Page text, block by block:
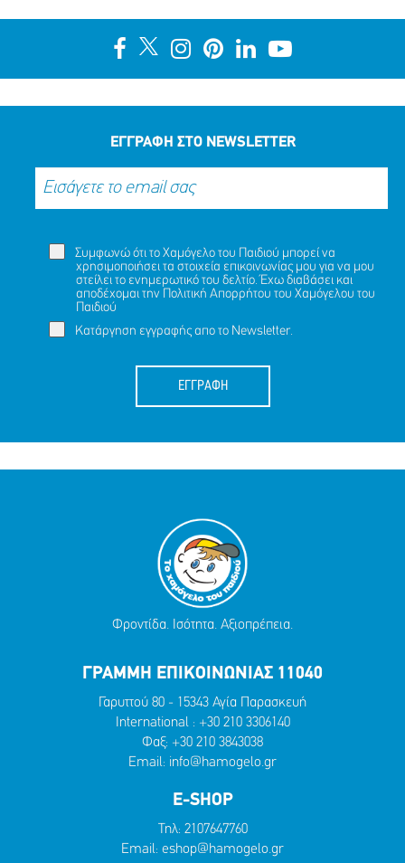
ΕΓΓΡΑΦΗ ΣΤΟ NEWSLETTER
Συμφωνώ ότι το Χαμόγελο του Παιδιού μπορεί να
χρησιμοποιήσει τα στοιχεία επικοινωνίας μου για να μου
στείλει το ενημερωτικό του δελτίο. Έχω διαβάσει και
αποδέχομαι την Πολιτική Απορρήτου του Χαμόγελου του
Παιδιού
Κατάργηση εγγραφής απο το Newsletter.
ΕΓΓΡΑΦΗ
Φροντίδα. Ισότητα. Αξιοπρέπεια.
ΓΡΑΜΜΗ ΕΠΙΚΟΙΝΩΝΙΑΣ 11040
Γαρυττού 80 - 15343 Αγία Παρασκευή
International : +30 210 3306140
Φαξ: +30 210 3843038
Email: info@hamogelo.gr
E-SHOP
Τηλ: 2107647760
Email: eshop@hamogelo.gr